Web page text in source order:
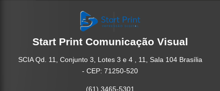
Start Print Comunicação Visual
SCIA Qd. 11, Conjunto 3, Lotes 3 e 4 , 11, Sala 104 Brasília
- CEP: 71250-520
(61) 3465-5301